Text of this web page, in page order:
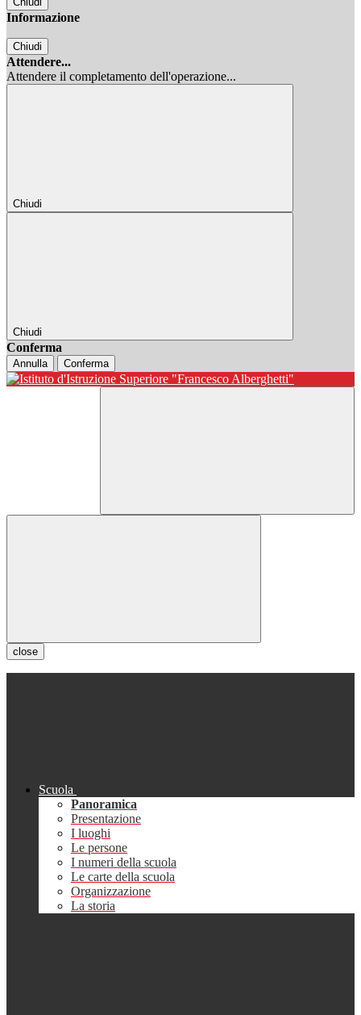
Informazione
Chiudi
Attendere...
Attendere il completamento dell'operazione...
Chiudi
Chiudi
Conferma
Annulla Conferma
close
Scuola
Panoramica
Presentazione
I luoghi
Le persone
I numeri della scuola
Le carte della scuola
Organizzazione
La storia